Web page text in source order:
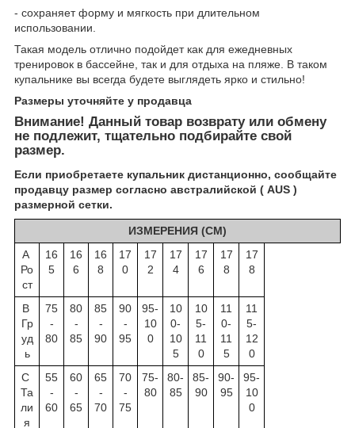
- сохраняет форму и мягкость при длительном
использовании.
Такая модель отлично подойдет как для ежедневных
тренировок в бассейне, так и для отдыха на пляже. В таком
купальнике вы всегда будете выглядеть ярко и стильно!
Размеры уточняйте у продавца
Внимание! Данный товар возврату или обмену
не подлежит, тщательно подбирайте свой
размер.
Если приобретаете купальник дистанционно, сообщайте
продавцу размер согласно австралийской ( AUS )
размерной сетки.
ИЗМЕРЕНИЯ (СМ)
А
Ро
ст
16
5
16
6
16
8
17
0
17
2
17
4
17
6
17
8
17
8
B
Гр
уд
ь
75
-
80
80
-
85
85
-
90
90
-
95
95-
10
0
10
0-
10
5
10
5-
11
0
11
0-
11
5
11
5-
12
0
C
Та
ли
я
55
-
60
60
-
65
65
-
70
70
-
75
75-
80
80-
85
85-
90
90-
95
95-
10
0